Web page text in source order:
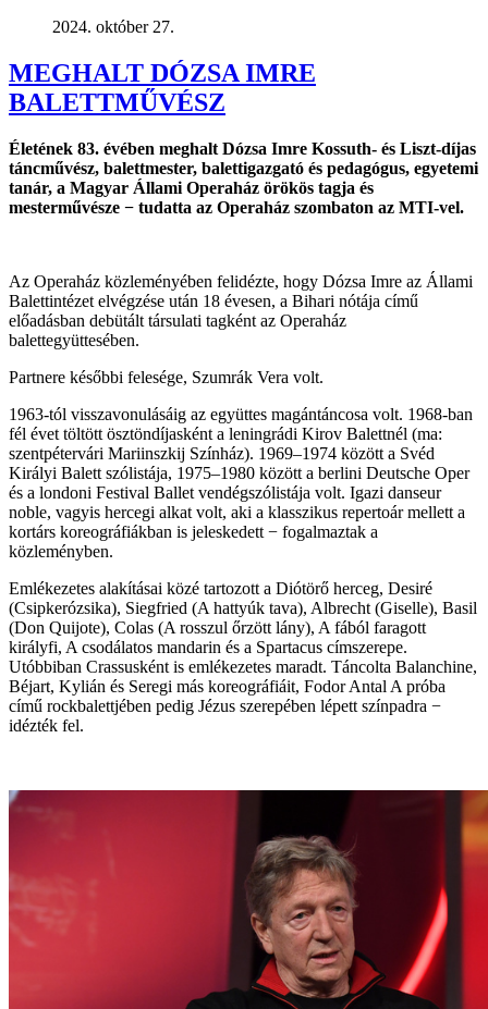
2024. október 27.
MEGHALT DÓZSA IMRE
BALETTMŰVÉSZ
Életének 83. évében meghalt Dózsa Imre Kossuth- és Liszt-díjas
táncművész, balettmester, balettigazgató és pedagógus, egyetemi
tanár, a Magyar Állami Operaház örökös tagja és
mesterművésze − tudatta az Operaház szombaton az MTI-vel.
Az Operaház közleményében felidézte, hogy Dózsa Imre az Állami
Balettintézet elvégzése után 18 évesen, a Bihari nótája című
előadásban debütált társulati tagként az Operaház
balettegyüttesében.
Partnere későbbi felesége, Szumrák Vera volt.
1963-tól visszavonulásáig az együttes magántáncosa volt. 1968-ban
fél évet töltött ösztöndíjasként a leningrádi Kirov Balettnél (ma:
szentpétervári Mariinszkij Színház). 1969–1974 között a Svéd
Királyi Balett szólistája, 1975–1980 között a berlini Deutsche Oper
és a londoni Festival Ballet vendégszólistája volt. Igazi danseur
noble, vagyis hercegi alkat volt, aki a klasszikus repertoár mellett a
kortárs koreográfiákban is jeleskedett − fogalmaztak a
közleményben.
Emlékezetes alakításai közé tartozott a Diótörő herceg, Desiré
(Csipkerózsika), Siegfried (A hattyúk tava), Albrecht (Giselle), Basil
(Don Quijote), Colas (A rosszul őrzött lány), A fából faragott
királyfi, A csodálatos mandarin és a Spartacus címszerepe.
Utóbbiban Crassusként is emlékezetes maradt. Táncolta Balanchine,
Béjart, Kylián és Seregi más koreográfiáit, Fodor Antal A próba
című rockbalettjében pedig Jézus szerepében lépett színpadra −
idézték fel.